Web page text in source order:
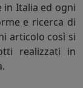
in Italia ed ogni
e ricerca di
articolo così si
realizzati in